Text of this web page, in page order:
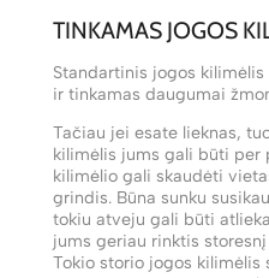
TINKAMAS JOGOS
Standartinis jogos
ir tinkamas daugumai
Tačiau jei esate lieknas,
kilimėlis jums gali būti per
kilimėlio gali skaudėti
grindis. Būna sunku
tokiu atveju gali būti
jums geriau rinktis
Tokio storio jogos